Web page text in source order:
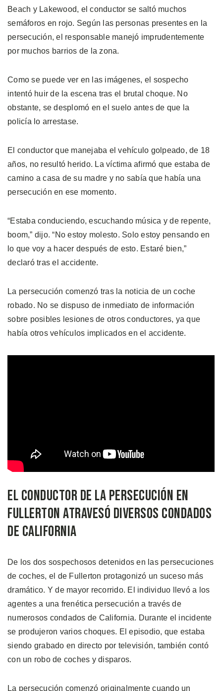
Beach y Lakewood, el conductor se saltó muchos
semáforos en rojo. Según las personas presentes en la
persecución, el responsable manejó imprudentemente
por muchos barrios de la zona.
Como se puede ver en las imágenes, el sospecho
intentó huir de la escena tras el brutal choque. No
obstante, se desplomó en el suelo antes de que la
policía lo arrestase.
El conductor que manejaba el vehículo golpeado, de 18
años, no resultó herido. La víctima afirmó que estaba de
camino a casa de su madre y no sabía que había una
persecución en ese momento.
“Estaba conduciendo, escuchando música y de repente,
boom,” dijo. “No estoy molesto. Solo estoy pensando en
lo que voy a hacer después de esto. Estaré bien,”
declaró tras el accidente.
La persecución comenzó tras la noticia de un coche
robado. No se dispuso de inmediato de información
sobre posibles lesiones de otros conductores, ya que
había otros vehículos implicados en el accidente.
El Conductor de la Persecución en
Fullerton Atravesó Diversos Condados
de California
De los dos sospechosos detenidos en las persecuciones
de coches, el de Fullerton protagonizó un suceso más
dramático. Y de mayor recorrido. El individuo llevó a los
agentes a una frenética persecución a través de
numerosos condados de California. Durante el incidente
se produjeron varios choques. El episodio, que estaba
siendo grabado en directo por televisión, también contó
con un robo de coches y disparos.
La persecución comenzó originalmente cuando un